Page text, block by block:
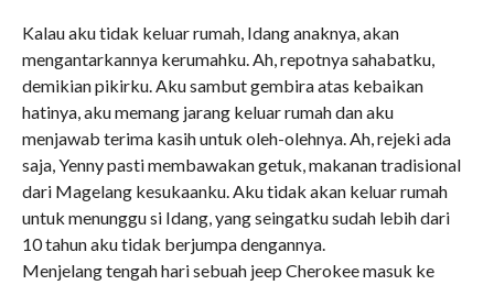
Kalau aku tidak keluar rumah, Idang anaknya, akan
mengantarkannya kerumahku. Ah, repotnya sahabatku,
demikian pikirku. Aku sambut gembira atas kebaikan
hatinya, aku memang jarang keluar rumah dan aku
menjawab terima kasih untuk oleh-olehnya. Ah, rejeki ada
saja, Yenny pasti membawakan getuk, makanan tradisional
dari Magelang kesukaanku. Aku tidak akan keluar rumah
untuk menunggu si Idang, yang seingatku sudah lebih dari
10 tahun aku tidak berjumpa dengannya.
Menjelang tengah hari sebuah jeep Cherokee masuk ke